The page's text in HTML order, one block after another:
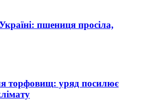
пшениця просіла,
торфовищ: уряд посилює